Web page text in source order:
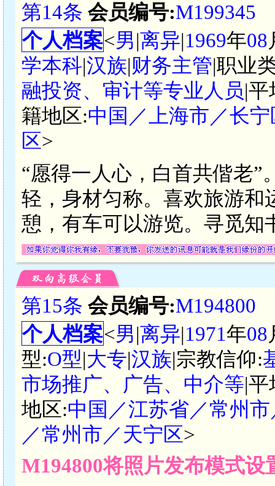
第14条 会员编号:M199345
个人档案<男|离异|1969年08
学本科|汉族|财务主管|职业
融投资、审计等专业人员|平
籍地区:中国／上海市／长宁
区>
“愿得一人心，白首共偕老
轻，身材匀称。喜欢旅游和
憩，有车可以游览。寻觅知
第15条 会员编号:M194800
个人档案<男|离异|1971年08
型:O型|大专|汉族|宗教信仰:
市场推广、广告、中介等|平
地区:中国／江苏省／常州
／常州市／天宁区>
M194800将照片发布模式